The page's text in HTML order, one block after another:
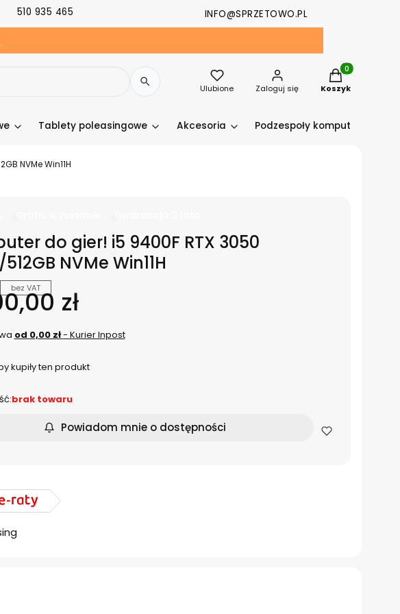
510 935 465 INFO@SPRZETOWO.PL
Ulubione Zaloguj się
Produkty w
Koszyk
Tablety poleasingowe Akcesoria Podzespoły komputerowe
NVMe Win11H
do gier! i5 9400F RTX 3050
NVMe Win11H
bez VAT zł
od 0,00 zł- Kurier Inpost
kupiły ten produkt
brak towaru
Powiadom mnie o dostępności